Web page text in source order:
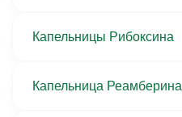
Капельницы Рибоксина
Капельница Реамберина